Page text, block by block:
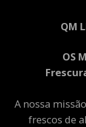
QM
OS
A nossa
frescos de